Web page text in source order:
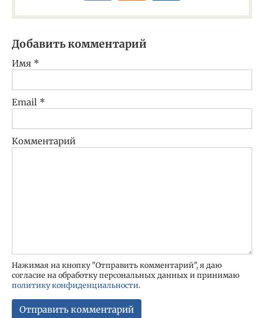
Добавить комментарий
Имя *
Email *
Комментарий
Нажимая на кнопку "Отправить комментарий", я даю
согласие на обработку персональных данных и принимаю
политику конфиденциальности.